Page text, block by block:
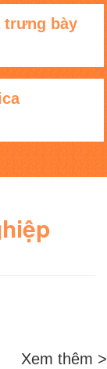
trưng bày
Xem thêm >